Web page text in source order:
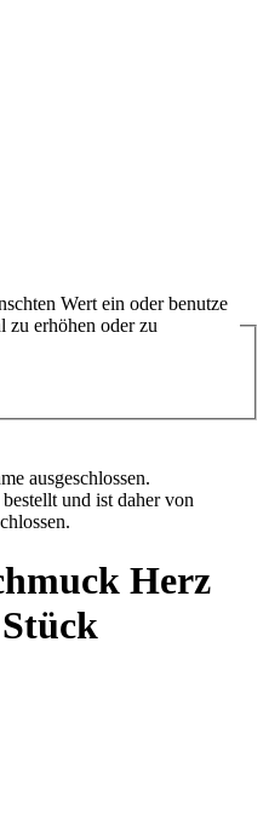
Wert ein oder benutze
zu erhöhen oder zu
ausgeschlossen.
und ist daher von
Herz